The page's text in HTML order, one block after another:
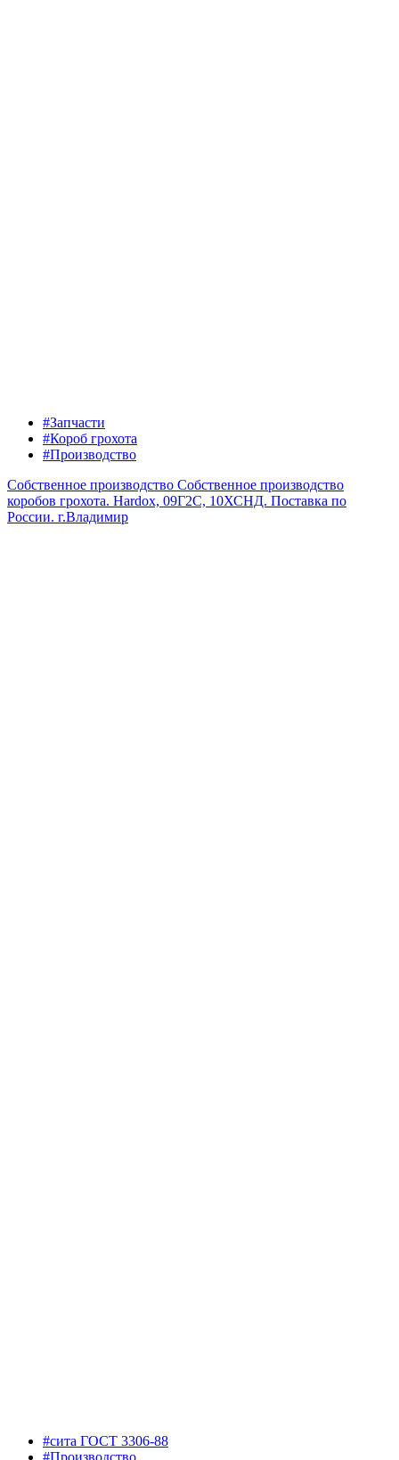
#Запчасти
#Короб грохота
#Производство
Собственное производство Собственное производство
коробов грохота. Hardox, 09Г2С, 10ХСНД. Поставка по
России. г.Владимир
#сита ГОСТ 3306-88
#Производство